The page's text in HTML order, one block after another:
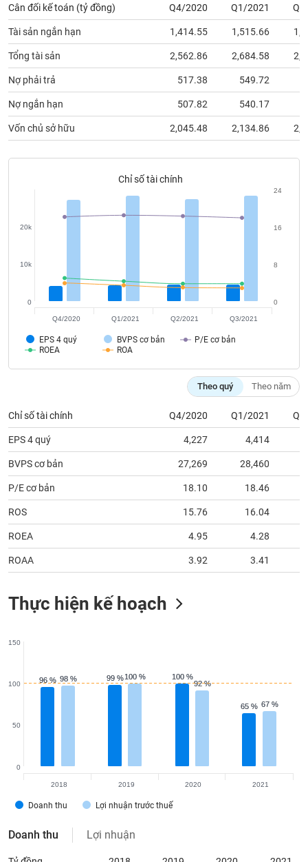
Cân đối kế toán (tỷ đồng) Q4/2020 Q1/2021
Tài sản ngắn hạn 1,414.55 1,515.66
Tổng tài sản 2,562.86 2,684.58
Nợ phải trả 517.38 549.72
Nợ ngắn hạn 507.82 540.17
Vốn chủ sở hữu 2,045.48 2,134.86
Chỉ số tài chính
EPS 4 quý BVPS cơ bản
P/E cơ bản
ROEA
ROA
0
10k
20k
0
8
16
24
Q4/2020 Q1/2021 Q2/2021 Q3/2021
Theo quý Theo năm
Chỉ số tài chính Q4/2020 Q1/2021
EPS 4 quý 4,227 4,414
BVPS cơ bản 27,269 28,460
P/E cơ bản 18.10 18.46
ROS 15.76 16.04
ROEA 4.95 4.28
ROAA 3.92 3.41
Thực hiện kế hoạch
96 %
96 % 99 %
99 % 100 %
100 %
65 %
65 %
98 %
98 % 100 %
100 %
92 %
92 %
67 %
67 %
Doanh thu Lợi nhuận trước thuế
0
50
100
150
2018 2019 2020 2021
Doanh thu Lợi nhuận
Thuật
ngữ
(-)
Dịch
vụ
(-)
Đào
tài
đầu
Truyền
thông
chính
Dữ
liệu
tài